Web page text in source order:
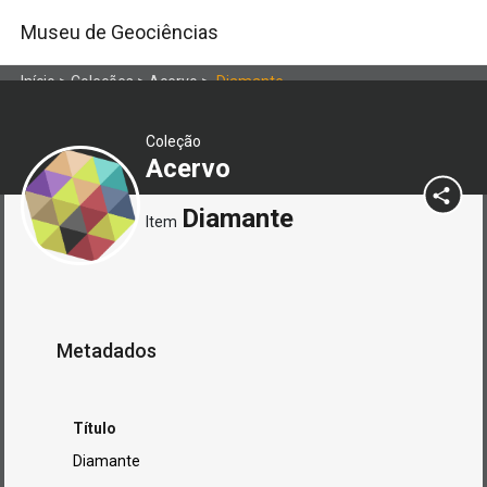
Museu de Geociências
Início>Coleções>Acervo>Diamante
Coleção
Acervo
Item Diamante
Metadados
Título
Diamante